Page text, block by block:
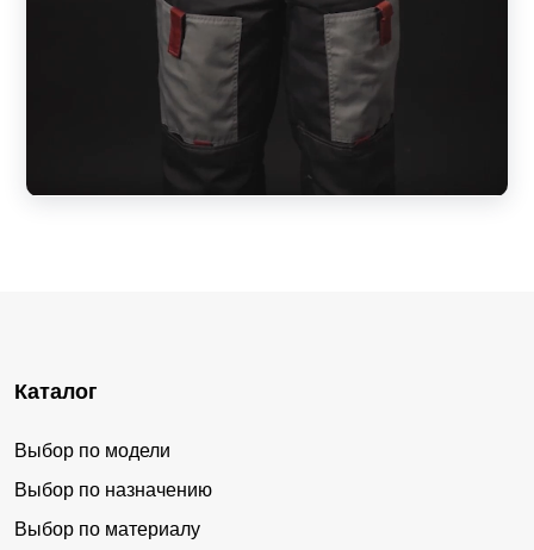
Каталог
Выбор по модели
Выбор по назначению
Выбор по материалу